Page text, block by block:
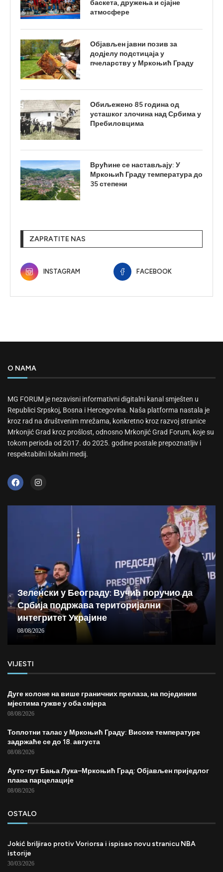
баскета, дружења и сјајне
атмосфере
Објављен јавни позив за
додјелу подстицаја у
пчеларству у Мркоњић Граду
Обиљежено 85 година од
усташког злочина над Србима у
Пребиловцима
Врућине се настављају: У
Мркоњић Граду температура до
35 степени
ZAPRATITE NAS
INSTAGRAM FACEBOOK
O NAMA
MG FORUM je nezavisni informativni digitalni kanal smješten u
Republici Srpskoj, Bosna i Hercegovina. Naša platforma nastala je
kroz rad na društvenim mrežama, konkretno kroz razvoj stranice
Mrkonjić Grad kroz prošlost, odnosno Mrkonjić Grad Forum, koje su
tokom perioda od 2017. do 2025. godine postale prepoznatljiv i
respektabilni lokalni medij.
Зеленски у Београду: Вучић поручио да
Србија подржава територијални
интегритет Украјине
08/08/2026
VIJESTI
Дуге колоне на више граничних прелаза, на појединим
мјестима гужве у оба смјера
08/08/2026
Топлотни талас у Мркоњић Граду: Високе температуре
задржаће се до 18. августа
08/08/2026
Ауто-пут Бања Лука–Мркоњић Град: Објављен приједлог
плана парцелације
08/08/2026
OSTALO
Jokić briljirao protiv Voriorsa i ispisao novu stranicu NBA
istorije
30/03/2026